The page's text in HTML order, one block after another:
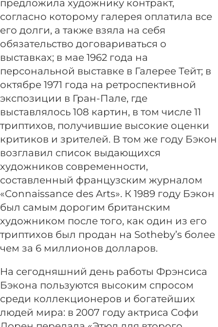
предложила художнику контракт,
согласно которому галерея оплатила все
его долги, а также взяла на себя
обязательство договариваться о
выставках; в мае 1962 года на
персональной выставке в Галерее Тейт; в
октябре 1971 года на ретроспективной
экспозиции в Гран-Пале, где
выставлялось 108 картин, в том числе 11
триптихов, получившие высокие оценки
критиков и зрителей. В том же году Бэкон
возглавил список выдающихся
художников современности,
составленный французским журналом
«Connaissance des Arts». К 1989 году Бэкон
был самым дорогим британским
художником после того, как один из его
триптихов был продан на Sotheby’s более
чем за 6 миллионов долларов.
На сегодняшний день работы Фрэнсиса
Бэкона пользуются высоким спросом
среди коллекционеров и богатейших
людей мира: в 2007 году актриса Софи